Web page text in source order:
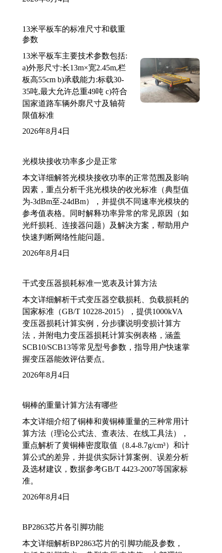
13米平板车的标准尺寸和载重
参数
13米平板车主要技术参数包括:
a)外形尺寸:长13m×宽2.45m,栏
板高55cm b)承载能力:标载30-
35吨,最大允许总重49吨 c)符合
国家道路车辆外廓尺寸及轴荷
限值标准
2026年8月4日
光模块接收功率多少是正常
本文详细解答光模块接收功率的正常范围及影响
因素，重点分析千兆光模块的收光标准（典型值
为-3dBm至-24dBm），并提供不同速率光模块的
参考值表格。同时解释功率异常的常见原因（如
光纤损耗、连接器问题）及解决方案，帮助用户
快速判断网络性能问题。
2026年8月4日
干式变压器损耗标准一览表及计算方法
本文详细解析干式变压器空载损耗、负载损耗的
国家标准（GB/T 10228-2015），提供1000kVA
变压器损耗计算实例，分步骤说明变损计算方
法，并附电力变压器损耗计算实例表格，涵盖
SCB10/SCB13等常见型号参数，指导用户快速掌
握变压器能效评估要点。
2026年8月4日
铜棒的重量计算方法有哪些
本文详细介绍了铜棒和黄铜棒重量的三种常用计
算方法（理论公式法、查表法、在线工具法），
重点解析了黄铜棒密度取值（8.4-8.7g/cm³）和计
算公式的差异，并提供实际计算案例、误差分析
及选材建议，数据参考GB/T 4423-2007等国家标
准。
2026年8月4日
BP2863芯片各引脚功能
本文详细解析BP2863芯片的引脚功能及参数，